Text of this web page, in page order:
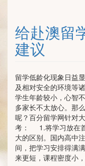
给赴澳留
建议
留学低龄化现象日益
及相对安全的环境等
学生年龄较小，心智
多家长不太放心。那
呢？百分留学网针对
考： 1.将学习放在
大的区别。国内高中
间，把学习安排得满
来更短，课程密度小